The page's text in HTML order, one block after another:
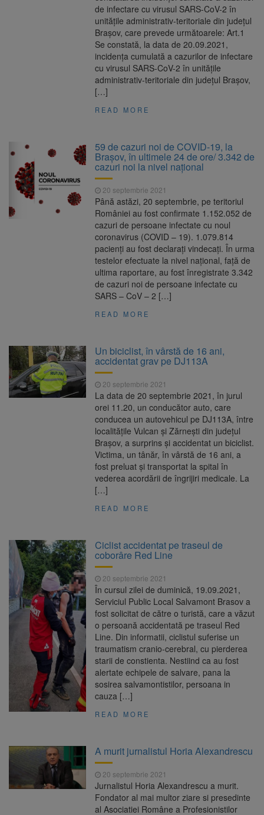
de infectare cu virusul SARS-CoV-2 în
unitățile administrativ-teritoriale din județul
Brașov, care prevede următoarele: Art.1
Se constată, la data de 20.09.2021,
incidența cumulată a cazurilor de infectare
cu virusul SARS-CoV-2 în unitățile
administrativ-teritoriale din județul Brașov,
[…]
READ MORE
59 de cazuri noi de COVID-19, la
Brașov, în ultimele 24 de ore/ 3.342 de
cazuri noi la nivel naţional
20 septembrie 2021
Până astăzi, 20 septembrie, pe teritoriul
României au fost confirmate 1.152.052 de
cazuri de persoane infectate cu noul
coronavirus (COVID – 19). 1.079.814
pacienți au fost declarați vindecați. În urma
testelor efectuate la nivel național, față de
ultima raportare, au fost înregistrate 3.342
de cazuri noi de persoane infectate cu
SARS – CoV – 2 […]
READ MORE
Un biciclist, în vârstă de 16 ani,
accidentat grav pe DJ113A
20 septembrie 2021
La data de 20 septembrie 2021, în jurul
orei 11.20, un conducător auto, care
conducea un autovehicul pe DJ113A, între
localitățile Vulcan și Zărnești din județul
Brașov, a surprins și accidentat un biciclist.
Victima, un tânăr, în vârstă de 16 ani, a
fost preluat și transportat la spital în
vederea acordării de îngrijiri medicale. La
[…]
READ MORE
Ciclist accidentat pe traseul de
coborâre Red Line
20 septembrie 2021
În cursul zilei de duminică, 19.09.2021,
Serviciul Public Local Salvamont Brasov a
fost solicitat de către o turistă, care a văzut
o persoană accidentată pe traseul Red
Line. Din informatii, ciclistul suferise un
traumatism cranio-cerebral, cu pierderea
starii de constienta. Nestiind ca au fost
alertate echipele de salvare, pana la
sosirea salvamontistilor, persoana in
cauza […]
READ MORE
A murit jurnalistul Horia Alexandrescu
20 septembrie 2021
Jurnalistul Horia Alexandrescu a murit.
Fondator al mai multor ziare si presedinte
al Asociatiei Române a Profesionistilor